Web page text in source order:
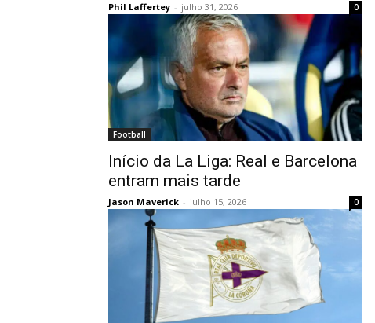
Phil Laffertey - julho 31, 2026 0
Football
Início da La Liga: Real e Barcelona
entram mais tarde
Jason Maverick - julho 15, 2026 0